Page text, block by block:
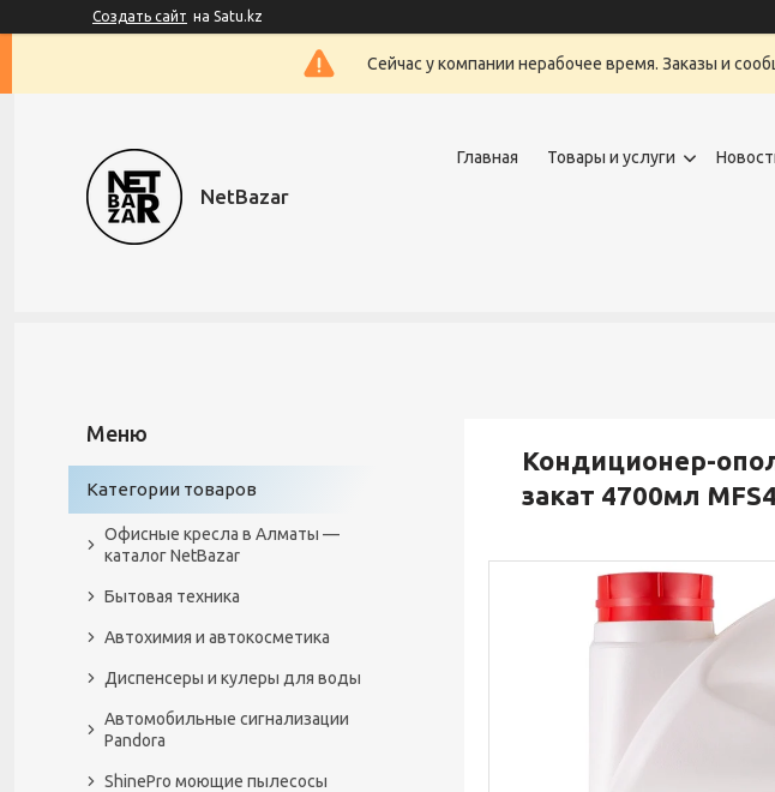
Создать сайт на Satu.kz
Сейчас у компании нерабочее время. Заказы и
NetBazar
Главная Товары и услуги
Кондиционер-
закат 4700мл
Категории товаров
Офисные кресла в Алматы —
каталог NetBazar
Бытовая техника
Автохимия и автокосметика
Диспенсеры и кулеры для воды
Автомобильные сигнализации
Pandora
ShinePro моющие пылесосы